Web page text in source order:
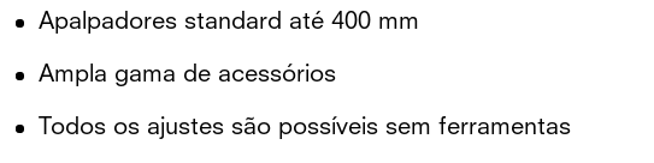
Apalpadores standard até 400 mm
Ampla gama de acessórios
Todos os ajustes são possíveis sem ferramentas